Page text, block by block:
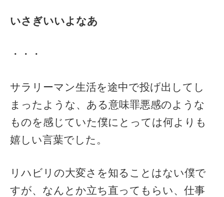
いさぎいいよなあ
・・・
サラリーマン生活を途中で投げ出してし
まったような、ある意味罪悪感のような
ものを感じていた僕にとっては何よりも
嬉しい言葉でした。
リハビリの大変さを知ることはない僕で
すが、なんとか立ち直ってもらい、仕事